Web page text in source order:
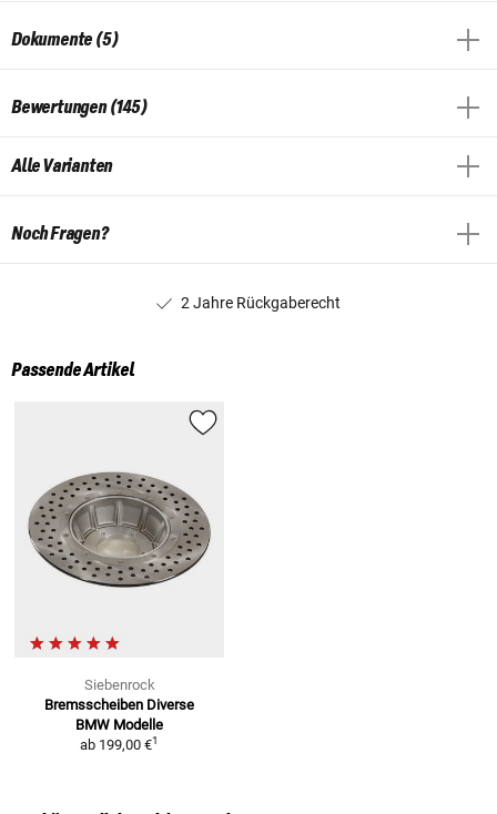
Dokumente (5)
Bewertungen (145)
Alle Varianten
Noch Fragen?
2 Jahre Rückgaberecht
Passende Artikel
Siebenrock
Bremsscheiben Diverse
BMW Modelle
ab 199,00 €1